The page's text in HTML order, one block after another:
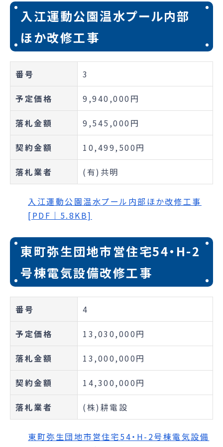
入江運動公園温水プール内部
ほか改修工事
番号 3
予定価格 9,940,000円
落札金額 9,545,000円
契約金額 10,499,500円
落札業者 (有)共明
入江運動公園温水プール内部ほか改修工事
[PDF｜5.8KB]
東町弥生団地市営住宅54・H-2
号棟電気設備改修工事
番号 4
予定価格 13,030,000円
落札金額 13,000,000円
契約金額 14,300,000円
落札業者 (株)耕電設
東町弥生団地市営住宅54・H-2号棟電気設備